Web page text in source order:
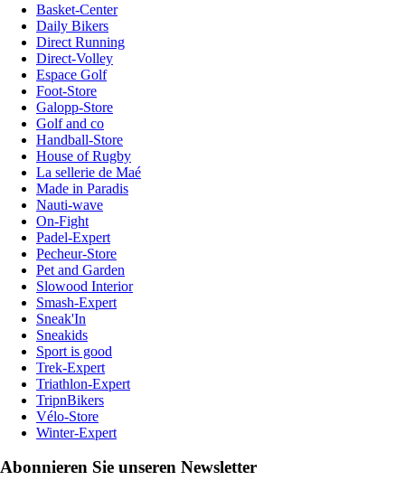
Basket-Center
Daily Bikers
Direct Running
Direct-Volley
Espace Golf
Foot-Store
Galopp-Store
Golf and co
Handball-Store
House of Rugby
La sellerie de Maé
Made in Paradis
Nauti-wave
On-Fight
Padel-Expert
Pecheur-Store
Pet and Garden
Slowood Interior
Smash-Expert
Sneak'In
Sneakids
Sport is good
Trek-Expert
Triathlon-Expert
TripnBikers
Vélo-Store
Winter-Expert
Abonnieren Sie unseren Newsletter